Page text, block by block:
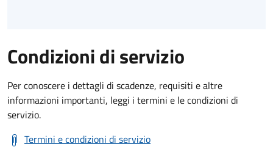
Condizioni di servizio
Per conoscere i dettagli di scadenze, requisiti e altre
informazioni importanti, leggi i termini e le condizioni di
servizio.
Termini e condizioni di servizio